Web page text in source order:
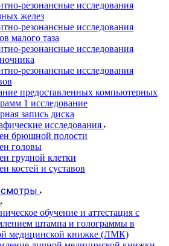
резонансные исследования
желез
резонансные исследования
малого таза
резонансные исследования
резонансные исследования
предоставленных компьютерных
1 исследование
запись диска
исследования
брюшной полости
головы
грудной клетки
костей и суставов
обучение и аттестация с
штампа и голограммы в
медицинской книжке (ЛМК)